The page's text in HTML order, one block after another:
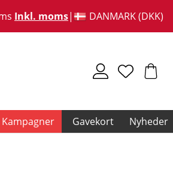
Inkl. moms DANMARK (DKK)
Kampagner Gavekort Nyheder